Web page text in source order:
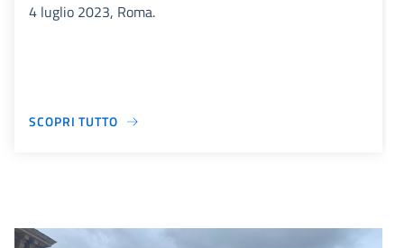
4 luglio 2023, Roma.
SCOPRI TUTTO